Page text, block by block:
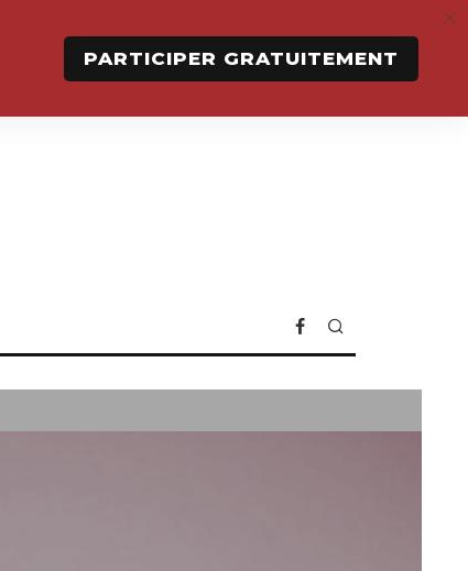
PARTICIPER GRATUITEMENT